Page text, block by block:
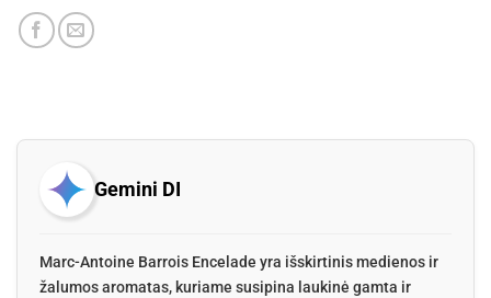
Gemini DI
Marc-Antoine Barrois Encelade yra išskirtinis medienos ir
žalumos aromatas, kuriame susipina laukinė gamta ir